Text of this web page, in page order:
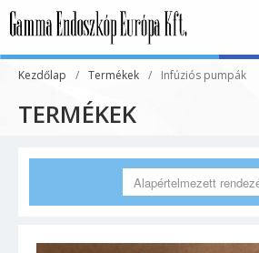
Kezdőlap / Termékek / Infúziós pumpák
TERMÉKEK